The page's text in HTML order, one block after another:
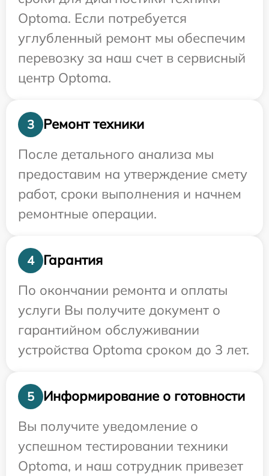
Optoma. Если потребуется
углубленный ремонт мы обеспечим
перевозку за наш счет в сервисный
центр Optoma.
3
Ремонт техники
После детального анализа мы
предоставим на утверждение смету
работ, сроки выполнения и начнем
ремонтные операции.
4
Гарантия
По окончании ремонта и оплаты
услуги Вы получите документ о
гарантийном обслуживании
устройства Optoma сроком до 3 лет.
5
Информирование о готовности
Вы получите уведомление о
успешном тестировании техники
Optoma, и наш сотрудник привезет